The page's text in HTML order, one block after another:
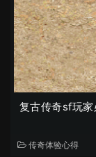
复古传奇sf玩家
传奇体验心得